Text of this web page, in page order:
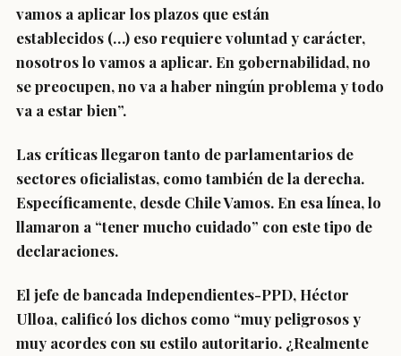
vamos a aplicar los plazos que están
establecidos (…) eso requiere voluntad y carácter,
nosotros lo vamos a aplicar. En gobernabilidad, no
se preocupen, no va a haber ningún problema y todo
va a estar bien”.
Las críticas llegaron tanto de parlamentarios de
sectores oficialistas, como también de la derecha.
Específicamente, desde Chile Vamos. En esa línea, lo
llamaron a “tener mucho cuidado” con este tipo de
declaraciones.
El jefe de bancada Independientes-PPD, Héctor
Ulloa, calificó los dichos como “muy peligrosos y
muy acordes con su estilo autoritario. ¿Realmente